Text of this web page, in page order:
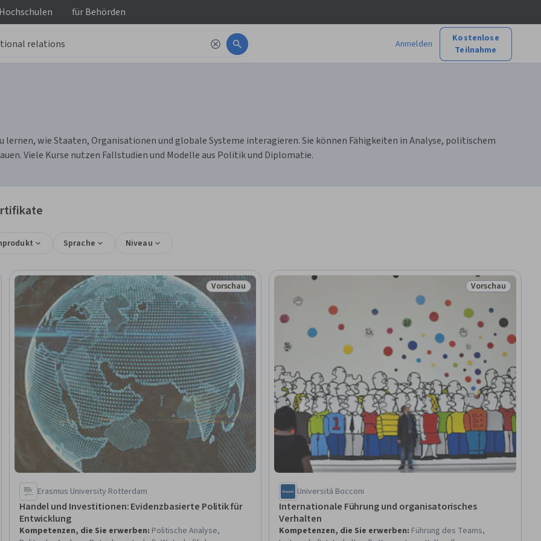
fürBehörden
Anmelden
Kostenlose
Teilnahme
wie Staaten, Organisationen und globale Systeme interagieren. Sie können Fähigkeiten in Analyse, politischem
Viele Kurse nutzen Fallstudien und Modelle aus Politik und Diplomatie.
Sprache Niveau
Status: Vorschau
Vorschau
Erasmus University Rotterdam
Handel und Investitionen: Evidenzbasierte Politik für
Entwicklung
Kompetenzen, die Sie erwerben: Politische Analyse,
Status: Vorschau
Vorschau
Università Bocconi
Internationale Führung und organisatorisches
Verhalten
Kompetenzen, die Sie erwerben: Führung des Teams,